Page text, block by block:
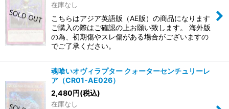
在庫なし
こちらはアジア英語版（AE版）の商品になります
ご購入の際はご確認の上お願い致します。 海外版
の為、初期傷やスレ傷がある場合がございますの
でご了承ください。
魂喰いオヴィラプター クォーターセンチュリーレ
ア（CR01-AE026）
2,480円(税込)
在庫なし